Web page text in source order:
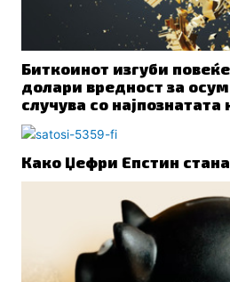
Биткоинот изгуби
долари вредност за
случува со најпознатата
Како Џефри Епстин